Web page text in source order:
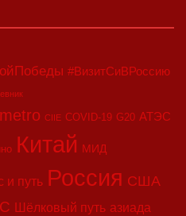
#ВизитСиВРоссию
CIIE COVID-19 G20 АТЭС
Китай МИД
и путь Россия США
Шёлковый путь азиада